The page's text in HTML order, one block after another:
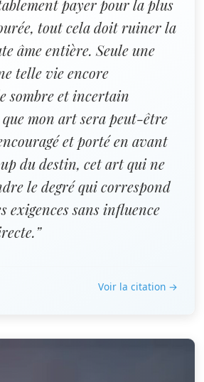
payer pour la plus
tout cela doit ruiner la
âme entière. Seule une
telle vie encore
sombre et incertain
mon art sera peut-être
et porté en avant
du destin, cet art qui ne
le degré qui correspond
exigences sans influence
Voir la citation →